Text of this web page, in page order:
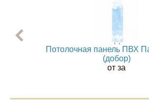
Потолочная панель ПВХ
(добор)
от за